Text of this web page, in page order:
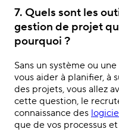
7. Quels sont les
gestion de projet
pourquoi ?
Sans un système ou
vous aider à planifier, à
des projets, vous allez
cette question, le
connaissance des
que de vos processus